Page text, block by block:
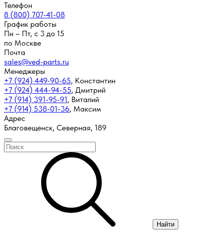
Телефон
8 (800) 707-41-08
График работы
Пн – Пт, с 3 до 15
по Москве
Почта
sales@ved-parts.ru
Менеджеры
+7 (924) 449-90-65, Константин
+7 (924) 444-94-55, Дмитрий
+7 (914) 391-95-91, Виталий
+7 (914) 538-01-36, Максим
Адрес
Благовещенск, Северная, 189
Найти